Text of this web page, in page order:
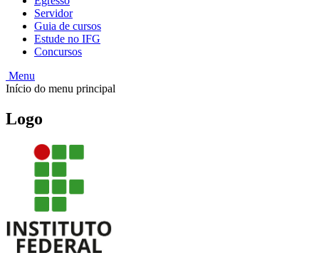
Servidor
Guia de cursos
Estude no IFG
Concursos
Menu
Início do menu principal
Logo